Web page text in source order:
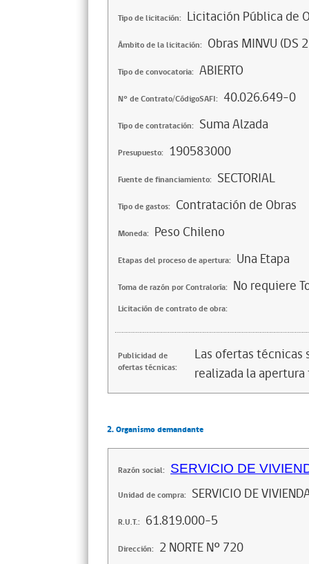
Tipo de licitación: Licitación Pública de
Ámbito de la licitación: Obras MINVU (DS
Tipo de convocatoria: ABIERTO
N° de Contrato/CódigoSAFI: 40.026.649-0
Tipo de contratación: Suma Alzada
Presupuesto: 190583000
Fuente de financiamiento: SECTORIAL
Tipo de gastos: Contratación de Obras
Moneda: Peso Chileno
Etapas del proceso de apertura: Una Etapa
Toma de razón por Contraloría: No requiere
Licitación de contrato de obra:
Publicidad de
ofertas técnicas:
Las ofertas
realizada la
2. Organismo demandante
Razón social: SERVICIO DE
Unidad de compra: SERVICIO DE
R.U.T.: 61.819.000-5
Dirección: 2 NORTE Nº 720